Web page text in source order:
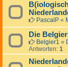
PascalP «
Die
Belgier1 «
Antworten: 1